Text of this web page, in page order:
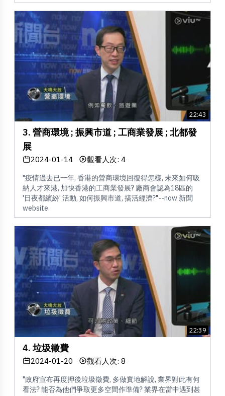
22:43
3. 營商環境 ; 振興市道 ; 工商業發展 ; 北都發
展
2024-01-14 觀看人次: 4
"疫情過去已一年, 香港的營商環境回復得怎樣, 未來如何吸
納人才來港, 加快香港的工商業發展? 廠商會認為18區的
'日夜都繽紛' 活動, 如何振興市道, 搞活經濟?"--now 新聞
website.
22:39
4. 垃圾徵費
2024-01-20 觀看人次: 8
"政府宣布再度押後垃圾徵費, 多做實地解說, 業界對此有何
看法? 能否為他們爭取更多空間作準備? 業界在當中遇到甚